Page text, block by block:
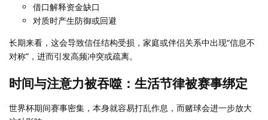
借口解释资金缺口
对质时产生防御或回避
长期来看，这会导致信任结构受损，家庭或伴侣关系中出现“信息不
对称”，进而引发高频冲突或疏离。
时间与注意力被吞噬：生活节律被赛事绑定
世界杯期间赛事密集，本身就容易打乱作息，而赌球会进一步放大